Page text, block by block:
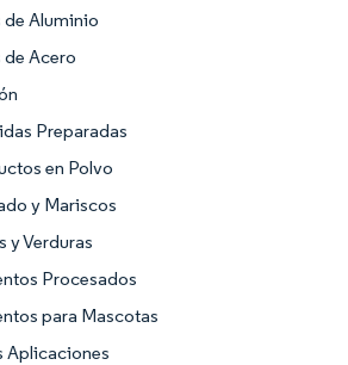
de Aluminio
de Acero
Preparadas
en Polvo
y Mariscos
y Verduras
Procesados
para Mascotas
Aplicaciones